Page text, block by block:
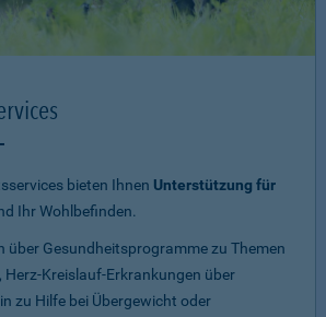
bieten Ihnen Unterstützung für
Ihr Wohlbefinden.
über Gesundheitsprogramme zu Themen
Kreislauf-Erkrankungen über
zu Hilfe bei Übergewicht oder